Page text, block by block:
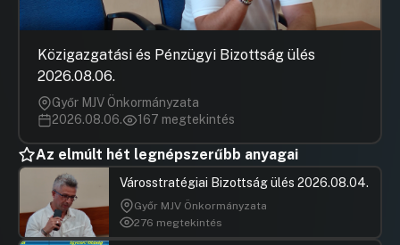
21.napirend: Javaslat előzetes
kötelezettségvállalásokhoz való
Jogú Város Önkormányzata által a
nevelési-oktatási intézményekben
biztosított étkeztetés vonatkozásában
Hozzászólások Ugrás a napirendi pontra
kötelezettségvállaláshoz való
hozzájárulás megadására a Győr Megyei
Jogú Város Önkormányzata által
fenntartott bölcsődék élelmiszer
nyersanyag beszerzésének
vonatkozásában
Közigazgatási és Pénzügyi Bizottság ülés
2026.08.06.
Győr MJV Önkormányzata
2026.08.06.
167 megtekintés
Az elmúlt hét legnépszerűbb anyagai
Városstratégiai Bizottság ülés 2026.08.04.
Győr MJV Önkormányzata
276 megtekintés